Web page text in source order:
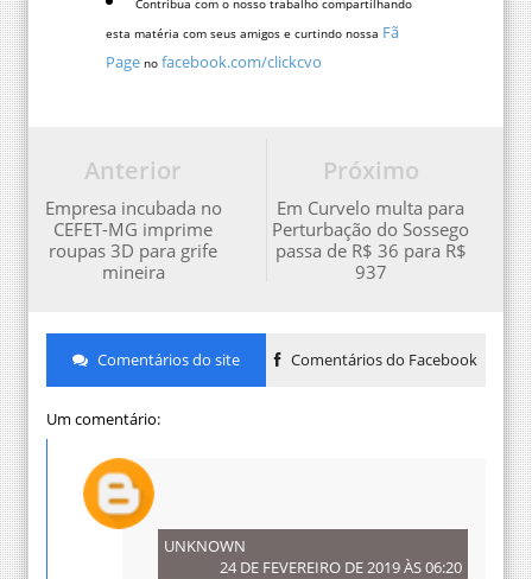
Contribua com o nosso trabalho compartilhando
esta matéria com seus amigos e curtindo nossa Fã
Page no facebook.com/clickcvo
Próximo
Em Curvelo multa para
Perturbação do Sossego
passa de R$ 36 para R$
937
Anterior
Empresa incubada no
CEFET-MG imprime
roupas 3D para grife
mineira
Comentários do site Comentários do Facebook
Um comentário:
UNKNOWN
24 DE FEVEREIRO DE 2019 ÀS 06:20